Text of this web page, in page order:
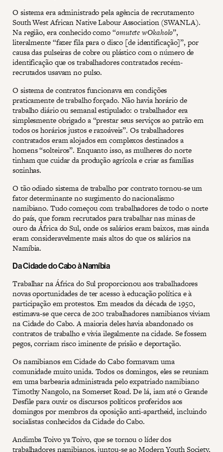
O sistema era administrado pela agência de recrutamento
South West African Native Labour Association (SWANLA).
Na região, era conhecido como “omutete wOkaholo”,
literalmente “fazer fila para o disco [de identificação]”, por
causa das pulseiras de cobre ou plástico com o número de
identificação que os trabalhadores contratados recém-
recrutados usavam no pulso.
O sistema de contratos funcionava em condições
praticamente de trabalho forçado. Não havia horário de
trabalho diário ou semanal estipulado: o trabalhador era
simplesmente obrigado a “prestar seus serviços ao patrão em
todos os horários justos e razoáveis”. Os trabalhadores
contratados eram alojados em complexos destinados a
homens “solteiros”. Enquanto isso, as mulheres do norte
tinham que cuidar da produção agrícola e criar as famílias
sozinhas.
O tão odiado sistema de trabalho por contrato tornou-se um
fator determinante no surgimento do nacionalismo
namibiano. Tudo começou com trabalhadores de todo o norte
do país, que foram recrutados para trabalhar nas minas de
ouro da África do Sul, onde os salários eram baixos, mas ainda
eram consideravelmente mais altos do que os salários na
Namíbia.
Da Cidade do Cabo à Namíbia
Trabalhar na África do Sul proporcionou aos trabalhadores
novas oportunidades de ter acesso à educação política e à
participação em protestos. Em meados da década de 1950,
estimava-se que cerca de 200 trabalhadores namibianos viviam
na Cidade do Cabo. A maioria deles havia abandonado os
contratos de trabalho e vivia ilegalmente na cidade. Se fossem
pegos, corriam risco iminente de prisão e deportação.
Os namibianos em Cidade do Cabo formavam uma
comunidade muito unida. Todos os domingos, eles se reuniam
em uma barbearia administrada pelo expatriado namibiano
Timothy Nangolo, na Somerset Road. De lá, iam até o Grande
Desfile para ouvir os discursos políticos proferidos aos
domingos por membros da oposição anti-apartheid, incluindo
socialistas conhecidos da Cidade do Cabo.
Andimba Toivo ya Toivo, que se tornou o líder dos
trabalhadores namibianos, juntou-se ao Modern Youth Society,